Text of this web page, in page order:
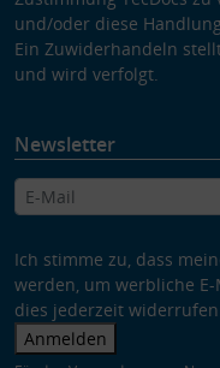
und/oder diese
Ein Zuwiderhandeln
und wird verfolgt.
Newsletter
Ich stimme zu, dass
werden, um werbliche
dies jederzeit widerrufen
Anmelden